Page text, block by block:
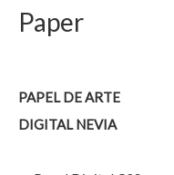
Paper
PAPEL DE ARTE
DIGITAL NEVIA